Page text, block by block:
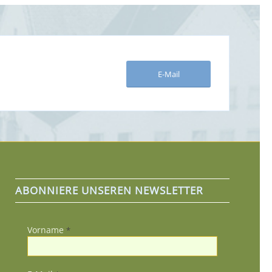
E-Mail
ABONNIERE UNSEREN NEWSLETTER
Vorname *